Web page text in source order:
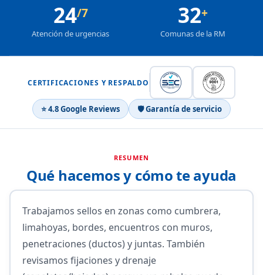
24/7
Atención de urgencias
32+
Comunas de la RM
CERTIFICACIONES Y RESPALDO
⭐ 4.8 Google Reviews 🛡 Garantía de servicio
RESUMEN
Qué hacemos y cómo te ayuda
Trabajamos sellos en zonas como cumbrera,
limahoyas, bordes, encuentros con muros,
penetraciones (ductos) y juntas. También
revisamos fijaciones y drenaje